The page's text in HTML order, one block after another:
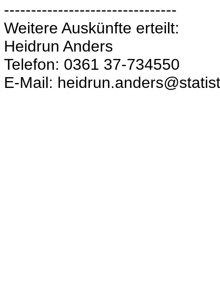
--------------------------------
Weitere Auskünfte erteilt:
Heidrun Anders
Telefon: 0361 37-734550
E-Mail: